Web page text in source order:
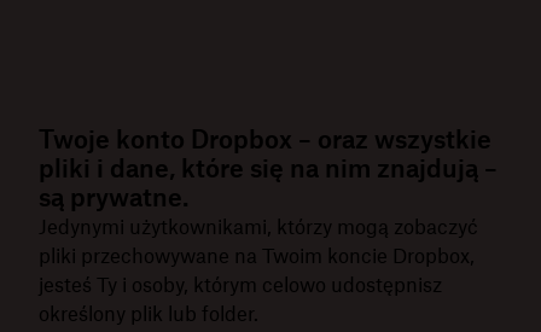
Twoje konto Dropbox – oraz wszystkie
pliki i dane, które się na nim znajdują –
są prywatne.
Jedynymi użytkownikami, którzy mogą zobaczyć
pliki przechowywane na Twoim koncie Dropbox,
jesteś Ty i osoby, którym celowo udostępnisz
określony plik lub folder.